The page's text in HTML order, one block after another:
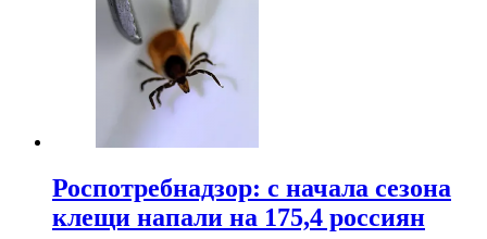
Роспотребнадзор: с начала сезона
клещи напали на 175,4 россиян